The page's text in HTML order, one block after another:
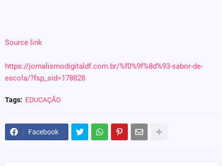
Source link
https://jornalismodigitaldf.com.br/%f0%9f%8d%93-sabor-de-
escola/?fsp_sid=178828
Tags: EDUCAÇÃO
Facebook